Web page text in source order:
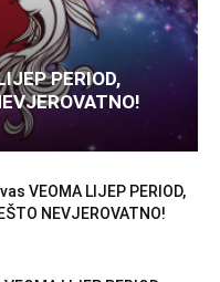
PERIOD,
VEOMA LIJEP PERIOD,
NEVJEROVATNO!